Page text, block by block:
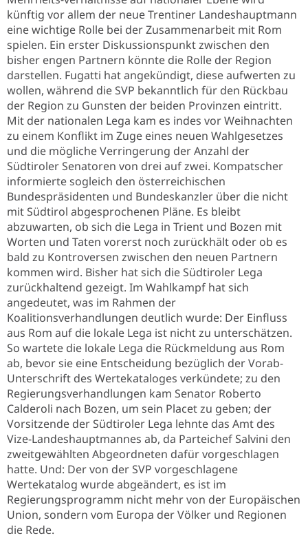
künftig vor allem der neue Trentiner Landeshauptmann
eine wichtige Rolle bei der Zusammenarbeit mit Rom
spielen. Ein erster Diskussionspunkt zwischen den
bisher engen Partnern könnte die Rolle der Region
darstellen. Fugatti hat angekündigt, diese aufwerten zu
wollen, während die SVP bekanntlich für den Rückbau
der Region zu Gunsten der beiden Provinzen eintritt.
Mit der nationalen Lega kam es indes vor Weihnachten
zu einem Konflikt im Zuge eines neuen Wahlgesetzes
und die mögliche Verringerung der Anzahl der
Südtiroler Senatoren von drei auf zwei. Kompatscher
informierte sogleich den österreichischen
Bundespräsidenten und Bundeskanzler über die nicht
mit Südtirol abgesprochenen Pläne. Es bleibt
abzuwarten, ob sich die Lega in Trient und Bozen mit
Worten und Taten vorerst noch zurückhält oder ob es
bald zu Kontroversen zwischen den neuen Partnern
kommen wird. Bisher hat sich die Südtiroler Lega
zurückhaltend gezeigt. Im Wahlkampf hat sich
angedeutet, was im Rahmen der
Koalitionsverhandlungen deutlich wurde: Der Einfluss
aus Rom auf die lokale Lega ist nicht zu unterschätzen.
So wartete die lokale Lega die Rückmeldung aus Rom
ab, bevor sie eine Entscheidung bezüglich der Vorab-
Unterschrift des Wertekataloges verkündete; zu den
Regierungsverhandlungen kam Senator Roberto
Calderoli nach Bozen, um sein Placet zu geben; der
Vorsitzende der Südtiroler Lega lehnte das Amt des
Vize-Landeshauptmannes ab, da Parteichef Salvini den
zweitgewählten Abgeordneten dafür vorgeschlagen
hatte. Und: Der von der SVP vorgeschlagene
Wertekatalog wurde abgeändert, es ist im
Regierungsprogramm nicht mehr von der Europäischen
Union, sondern vom Europa der Völker und Regionen
die Rede.